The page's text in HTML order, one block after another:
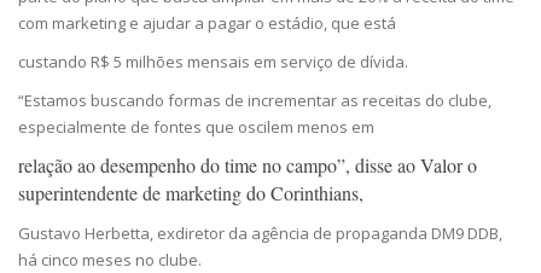
com marketing e ajudar a pagar o estádio, que está
custando R$ 5 milhões mensais em serviço de dívida.
“Estamos buscando formas de incrementar as receitas do clube,
especialmente de fontes que oscilem menos em
relação ao desempenho do time no campo”, disse aoValoro
superintendente de marketing do Corinthians,
Gustavo Herbetta, exdiretor da agência de propaganda DM9 DDB,
há cinco meses no clube.